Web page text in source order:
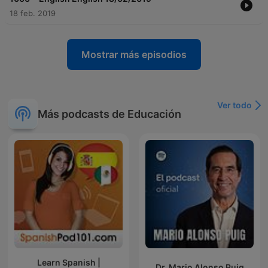
18 feb. 2019
Mostrar más episodios
Más podcasts de Educación
Ver todo
Learn Spanish |